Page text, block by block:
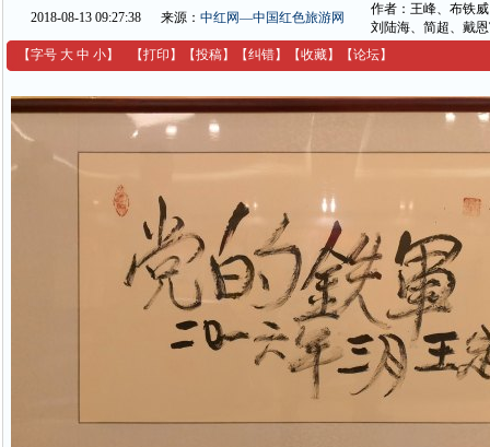
2018-08-13 09:27:38 来源： 中红网—中国红色旅游网
作者：王峰、布铁
刘陆海、简超、戴
【字号 大 中 小】 【打印 】 【投稿】 【纠错】 【收藏】 【论坛】